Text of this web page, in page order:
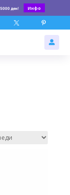
5000 ден! Инфо
 
